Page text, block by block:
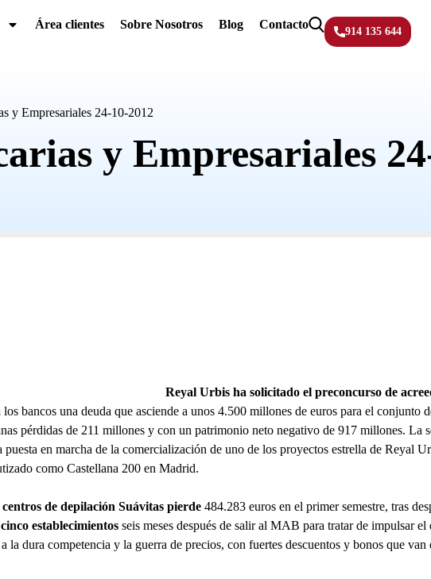
Área clientes Sobre Nosotros Blog Contacto
914 135 644
y Empresariales 24-10-2012
y Empresariales
Reyal Urbis ha solicitado el preconcurso de
los bancos una deuda que asciende a unos 4.500 millones de euros para el conjunto
pérdidas de 211 millones y con un patrimonio neto negativo de 917 millones. La
puesta en marcha de la comercialización de uno de los proyectos estrella de Reyal
como Castellana 200 en Madrid.
de depilación Suávitas pierde 484.283 euros en el primer semestre, tras
establecimientos seis meses después de salir al MAB para tratar de impulsar
la dura competencia y la guerra de precios, con fuertes descuentos y bonos que van